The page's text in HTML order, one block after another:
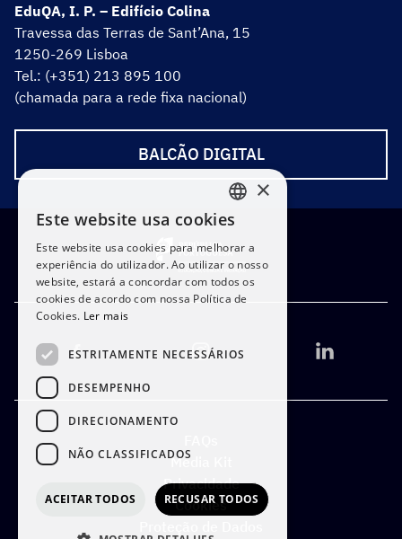
EduQA, I. P. – Edifício Colina
Travessa das Terras de Sant’Ana, 15
1250-269 Lisboa
Tel.: (+351) 213 895 100
(chamada para a rede fixa nacional)
BALCÃO DIGITAL
Media Kit
Privacidade
Cookies
PORTUGUESE
ENGLISH
×
Este website usa cookies
Este website usa cookies para melhorar a
experiência do utilizador. Ao utilizar o nosso
website, estará a concordar com todos os
cookies de acordo com nossa Política de
Cookies. Ler mais
ESTRITAMENTE NECESSÁRIOS
DESEMPENHO
DIRECIONAMENTO
NÃO CLASSIFICADOS
ACEITAR TODOS RECUSAR TODOS